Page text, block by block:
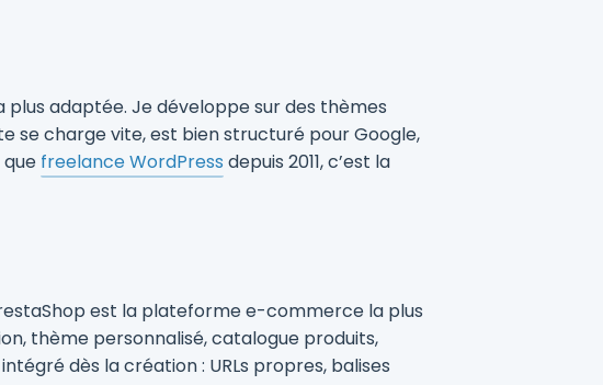
plus adaptée. Je développe sur des thèmes
se charge vite, est bien structuré pour Google,
freelance WordPress depuis 2011, c’est la
est la plateforme e-commerce la plus
thème personnalisé, catalogue produits,
dès la création : URLs propres, balises